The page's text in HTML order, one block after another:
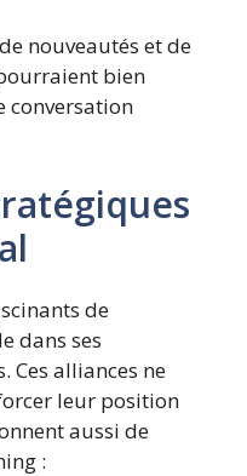
nouveautés et de
bien
conversation
de
dans ses
Ces alliances ne
leur position
aussi de
: